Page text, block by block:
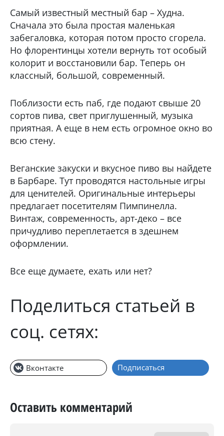
Самый известный местный бар – Худна.
Сначала это была простая маленькая
забегаловка, которая потом просто сгорела.
Но флорентинцы хотели вернуть тот особый
колорит и восстановили бар. Теперь он
классный, большой, современный.
Поблизости есть паб, где подают свыше 20
сортов пива, свет приглушенный, музыка
приятная. А еще в нем есть огромное окно во
всю стену.
Веганские закуски и вкусное пиво вы найдете
в Барбаре. Тут проводятся настольные игры
для ценителей. Оригинальные интерьеры
предлагает посетителям Пимпинелла.
Винтаж, современность, арт-деко – все
причудливо переплетается в здешнем
оформлении.
Все еще думаете, ехать или нет?
Поделиться статьей в
соц. сетях:
Вконтакте Подписаться
Оставить комментарий